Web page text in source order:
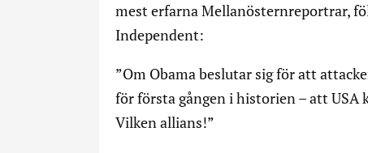
mest erfarna Mellanösternreportrar,
Independent:
”Om Obama beslutar sig för att
för första gången i historien – att USA
Vilken allians!”